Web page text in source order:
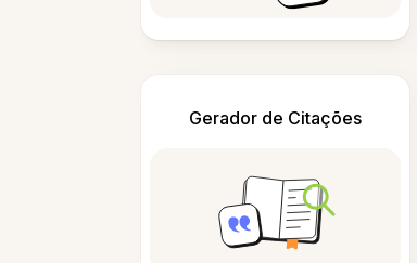
Gerador de Citações